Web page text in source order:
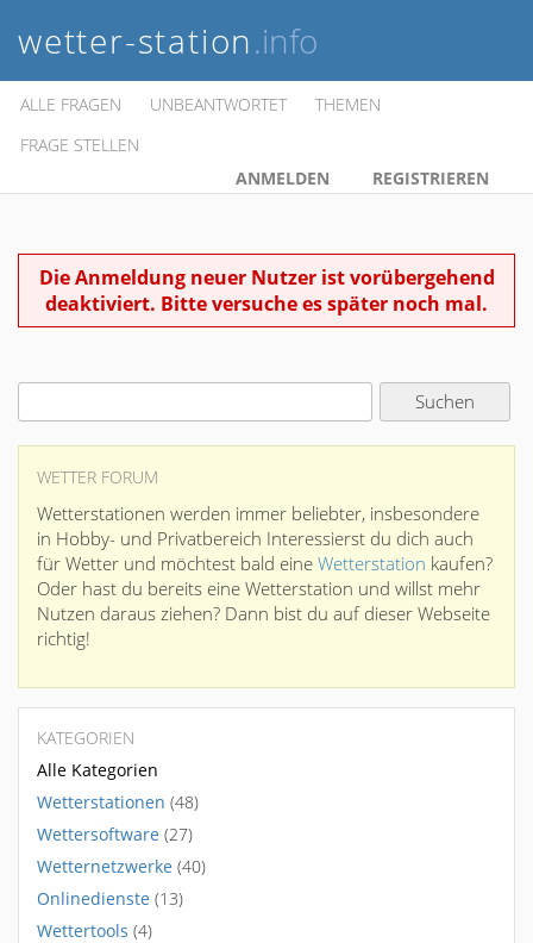
wetter-station.info
ALLE FRAGEN UNBEANTWORTET
THEMEN
FRAGE STELLEN
ANMELDEN
REGISTRIEREN
Die Anmeldung neuer Nutzer ist vorübergehend
deaktiviert. Bitte versuche es später noch mal.
WETTER FORUM
Wetterstationen werden immer beliebter, insbesondere
in Hobby- und Privatbereich Interessierst du dich auch
für Wetter und möchtest bald eine Wetterstation kaufen?
Oder hast du bereits eine Wetterstation und willst mehr
Nutzen daraus ziehen? Dann bist du auf dieser Webseite
richtig!
KATEGORIEN
Alle Kategorien
Wetterstationen (48)
Wettersoftware (27)
Wetternetzwerke (40)
Onlinedienste (13)
Wettertools (4)